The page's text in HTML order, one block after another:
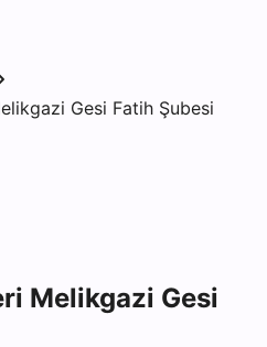
Gesi Fatih Şubesi
Melikgazi Gesi